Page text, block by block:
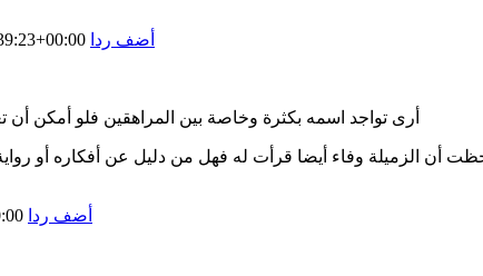
أضف ردا
أرى تواجد اسمه بكثرة وخاصة بين المراهقين فلو أمكن
أن الزميلة وفاء أيضا قرأت له فهل من دليل عن أفكاره أو
أضف ردا